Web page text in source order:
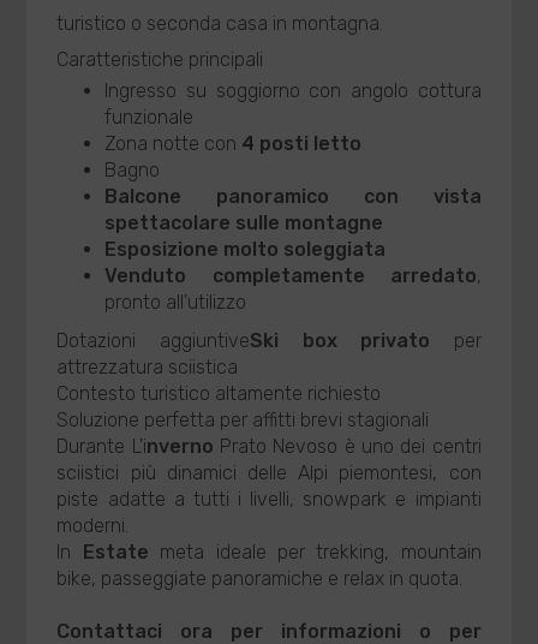
turistico o seconda casa in montagna.
Caratteristiche principali
Ingresso su soggiorno con angolo cottura
funzionale
Zona notte con 4 posti letto
Bagno
Balcone panoramico con vista
spettacolare sulle montagne
Esposizione molto soleggiata
Venduto completamente arredato,
pronto all'utilizzo
Dotazioni aggiuntiveSki box privato per
attrezzatura sciistica
Contesto turistico altamente richiesto
Soluzione perfetta per affitti brevi stagionali
Durante L'inverno Prato Nevoso è uno dei centri
sciistici più dinamici delle Alpi piemontesi, con
piste adatte a tutti i livelli, snowpark e impianti
moderni.
In Estate meta ideale per trekking, mountain
bike, passeggiate panoramiche e relax in quota.
Contattaci ora per informazioni o per